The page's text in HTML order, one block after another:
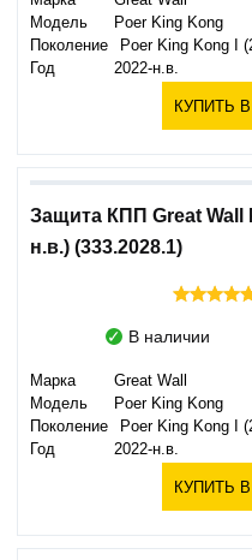
Модель
Poer King Kong
Поколение
Poer King Kong I
Год
2022-н.в.
КУПИТЬ
Защита КПП Great Wall
н.в.) (333.2028.1)
В наличии
Марка
Great Wall
Модель
Poer King Kong
Поколение
Poer King Kong I
Год
2022-н.в.
КУПИТЬ